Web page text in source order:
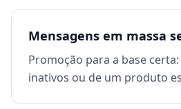
Mensagens em massa
Promoção para a base
inativos ou de um produto